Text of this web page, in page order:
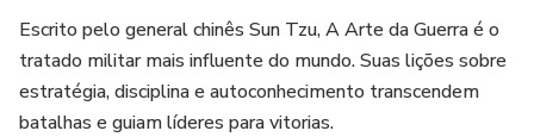
Escrito pelo general chinês Sun Tzu, A Arte da Guerra é o
tratado militar mais influente do mundo. Suas lições sobre
estratégia, disciplina e autoconhecimento transcendem
batalhas e guiam líderes para vitorias.